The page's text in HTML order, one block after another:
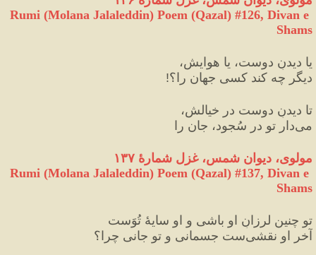
Rumi (Molana Jalaleddin) Poem (Qazal) #126, Divan e
Shams
یا دیدنِ دوست، یا هوایش،
دیگر چه کند کسی جهان را؟!
تا دیدنِ دوست در خیالش،
می‌دار تو در سُجود، جان را
مولوی، دیوان شمس، غزل شمارهٔ ۱۳۷
Rumi (Molana Jalaleddin) Poem (Qazal) #137, Divan e
Shams
تو چنین لرزانِ او باشی و او سایهٔ تُوَست
آخر او نقشی‌ست جسمانی و تو جانی چرا؟